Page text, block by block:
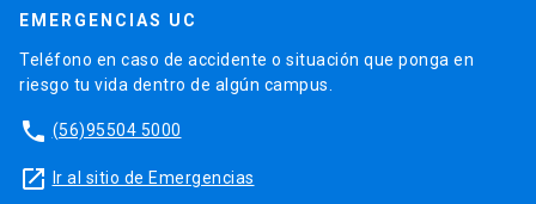
EMERGENCIAS UC
Teléfono en caso de accidente o situación que ponga en
riesgo tu vida dentro de algún campus.
phone (56)95504 5000
launch Ir al sitio de Emergencias